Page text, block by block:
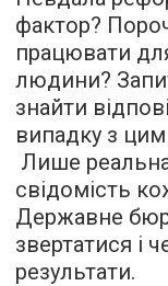
фактор?
працювати
людини?
знайти
випадку з
Лише реальна
свідомість
Державне
звертатися і
результати.